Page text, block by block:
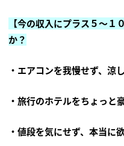
【今の収入にプラス５～１
か？
・エアコンを我慢せず、涼
・旅行のホテルをちょっと
・値段を気にせず、本当に